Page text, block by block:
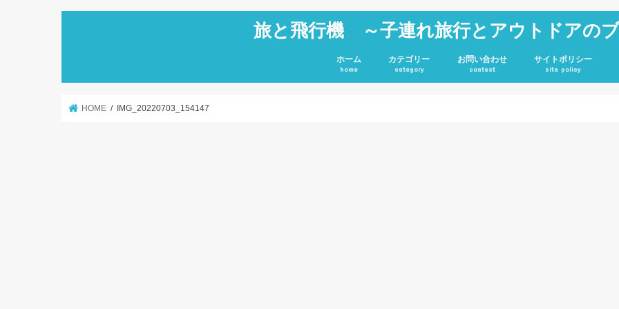
旅と飛行機 ～子連れ旅行とアウトドアの
ホーム
home
カテゴリー
category
お問い合わせ
contact
サイトポリシー
site policy
HOME IMG_20220703_154147